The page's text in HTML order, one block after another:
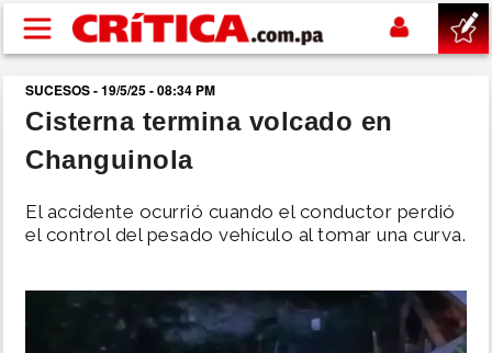
Pasar al contenido principal
buscar
SUCESOS
NACIONAL
SUCESOS - 19/5/25 - 08:34 PM
Cisterna termina volcado en
Changuinola
El accidente ocurrió cuando el conductor perdió
el control del pesado vehículo al tomar una curva.